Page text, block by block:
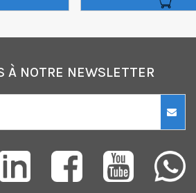
À NOTRE NEWSLETTER
sur
!